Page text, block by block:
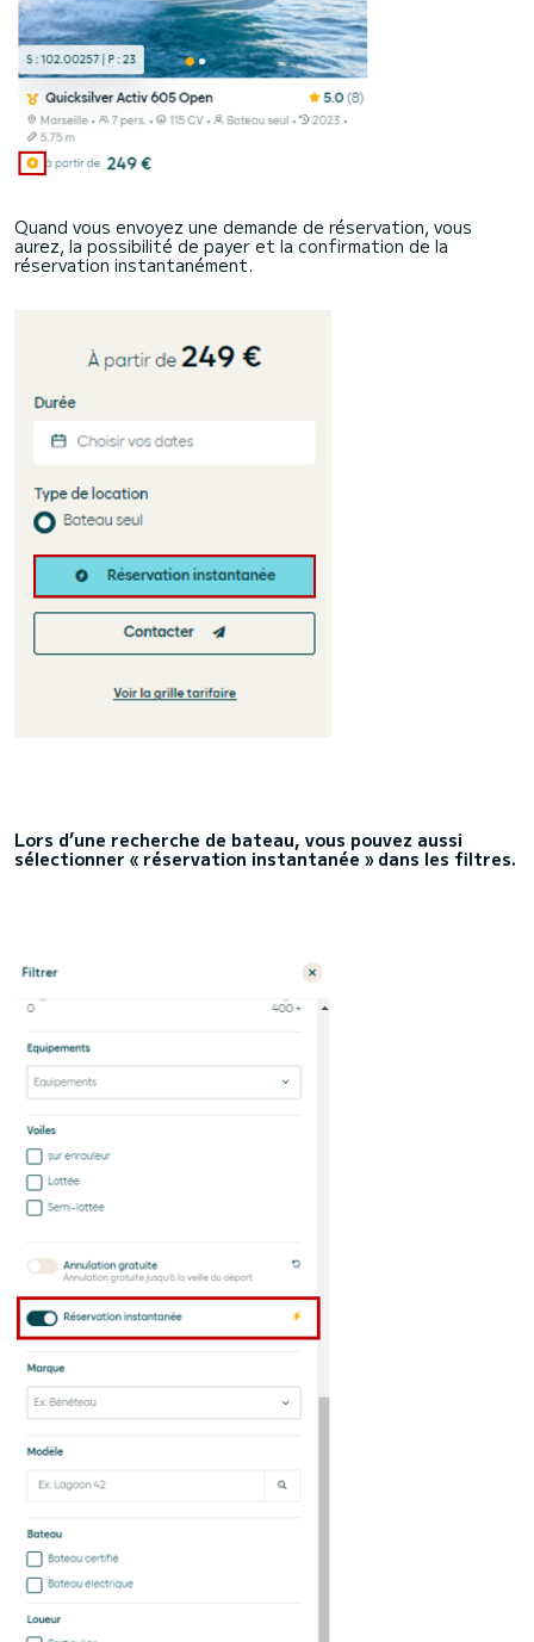
Quand vous envoyez une demande de réservation, vous
aurez, la possibilité de payer et la confirmation de la
réservation instantanément.
Lors d’une recherche de bateau, vous pouvez aussi
sélectionner « réservation instantanée » dans les filtres.